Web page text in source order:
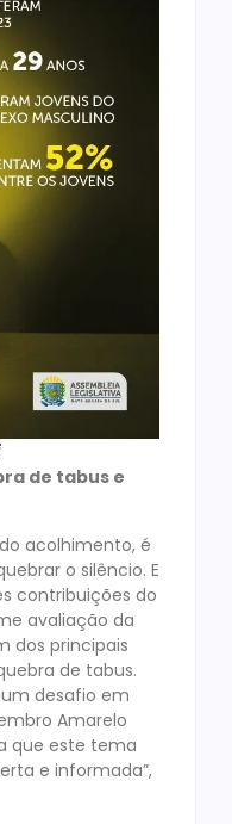
de tabus e
acolhimento, é
o silêncio. E
contribuições do
avaliação da
dos principais
de tabus.
desafio em
Amarelo
que este tema
e informada”,